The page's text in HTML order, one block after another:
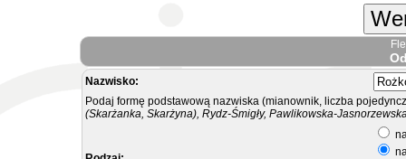
Nazwisko:
Podaj formę podstawową nazwiska (mianownik, liczba
(Skarżanka, Skarżyna), Rydz-Śmigły, Pawlikowska-